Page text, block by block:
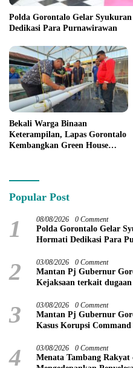
Polda Gorontalo Gelar
Dedikasi Para Purnawirawan
Bekali Warga Binaan
Keterampilan, Lapas Gorontalo
Kembangkan Green House
Popular Post
1 08/08/2026 0 Comment
Polda Gorontalo Gelar
Hormati Dedikasi Para
2 03/08/2026 0 Comment
Mantan Pj Gubernur
Kejaksaan terkait
3 03/08/2026 0 Comment
Mantan Pj Gubernur
Kasus Korupsi Command
4 03/08/2026 0 Comment
Menata Tambang